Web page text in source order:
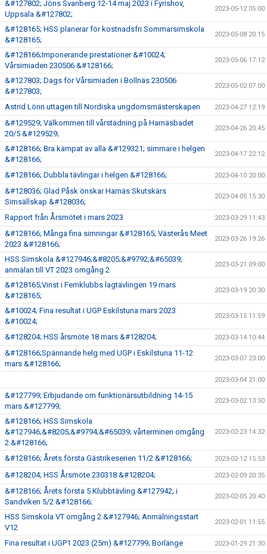
&#127802; Jöns Svanberg 12-14 maj 2023 i Fyrishov,
Uppsala &#127802;
2023-05-12 05:00
&#128165; HSS planerar för kostnadsfri Sommarsimskola
&#128165;
2023-05-08 20:15
&#128166;Imponerande prestationer &#10024;
Vårsimiaden 230506 &#128166;
2023-05-06 17:12
&#127803; Dags för Vårsimiaden i Bollnäs 230506
&#127803;
2023-05-02 07:00
Astrid Lönn uttagen till Nordiska ungdomsmästerskapen 2023-04-27 12:19
&#129529; Välkommen till vårstädning på Harnäsbadet
20/5 &#129529;
2023-04-26 20:45
&#128166; Bra kämpat av alla &#129321; simmare i helgen
&#128166;
2023-04-17 22:12
&#128166; Dubbla tävlingar i helgen &#128166; 2023-04-10 20:00
&#128036; Glad Påsk önskar Harnäs Skutskärs
Simsällskap &#128036;
2023-04-05 15:30
Rapport från Årsmötet i mars 2023 2023-03-29 11:43
&#128166; Många fina simningar &#128165; Västerås Meet
2023 &#128166;
2023-03-26 19:26
HSS Simskola &#127946;&#8205;&#9792;&#65039;
anmälan till VT 2023 omgång 2
2023-03-21 09:00
&#128165;Vinst i Femklubbs lagtävlingen 19 mars
&#128165;
2023-03-19 20:30
&#10024; Fina resultat i UGP Eskilstuna mars 2023
&#10024;
2023-03-15 11:59
&#128204; HSS årsmöte 18 mars &#128204; 2023-03-14 10:44
&#128166;Spännande helg med UGP i Eskilstuna 11-12
mars &#128166;
2023-03-07 23:00
2023-03-04 21:00
&#127799; Erbjudande om funktionärsutbildning 14-15
mars &#127799;
2023-03-02 13:50
&#128166; HSS Simskola
&#127946;&#8205;&#9794;&#65039; vårterminen omgång
2 &#128166;
2023-02-23 14:32
&#128166; Årets första Gästrikeserien 11/2 &#128166; 2023-02-12 15:53
&#128204; HSS Årsmöte 230318 &#128204; 2023-02-09 20:35
&#128166; Årets första 5 Klubbtävling &#127942; i
Sandviken 5/2 &#128166;
2023-02-05 20:40
HSS Simskola VT omgång 2 &#127946; Anmälningsstart
V12
2023-02-01 11:55
Fina resultat i UGP1 2023 (25m) &#127799; Borlänge 2023-01-29 21:30